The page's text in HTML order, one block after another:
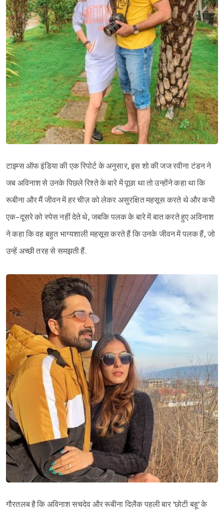
टाइम्स ऑफ इंडिया की एक रिपोर्ट के अनुसार, इस शो की जज रवीना टंडन ने
जब अविनाश से उनके पिछले रिश्ते के बारे में पूछा था तो उन्होंने कहा था कि
रूबीना और मैं जीवन में हर चीज़ को लेकर असुरक्षित महसूस करते थे और कभी
एक-दूसरे को स्पेस नहीं देते थे, जबकि पलक के बारे में बात करते हुए अविनाश
ने कहा कि वह बहुत भाग्यशाली महसूस करते हैं कि उनके जीवन में पलक हैं, जो
उन्हें अच्छी तरह से समझती हैं.
गौरतलब है कि अविनाश सचदेव और रूबीना दिलैक पहली बार 'छोटी बहू' के